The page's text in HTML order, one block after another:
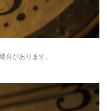
合があります。